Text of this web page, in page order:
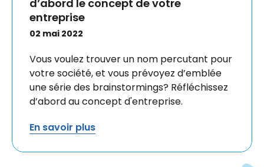
d’abord le concept de votre
entreprise
02 mai 2022
Vous voulez trouver un nom percutant pour
votre société, et vous prévoyez d’emblée
une série des brainstormings? Réfléchissez
d’abord au concept d'entreprise.
En savoir plus